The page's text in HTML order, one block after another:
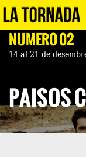
NÚMERO 02
14 al 21 de
PAÏSOS